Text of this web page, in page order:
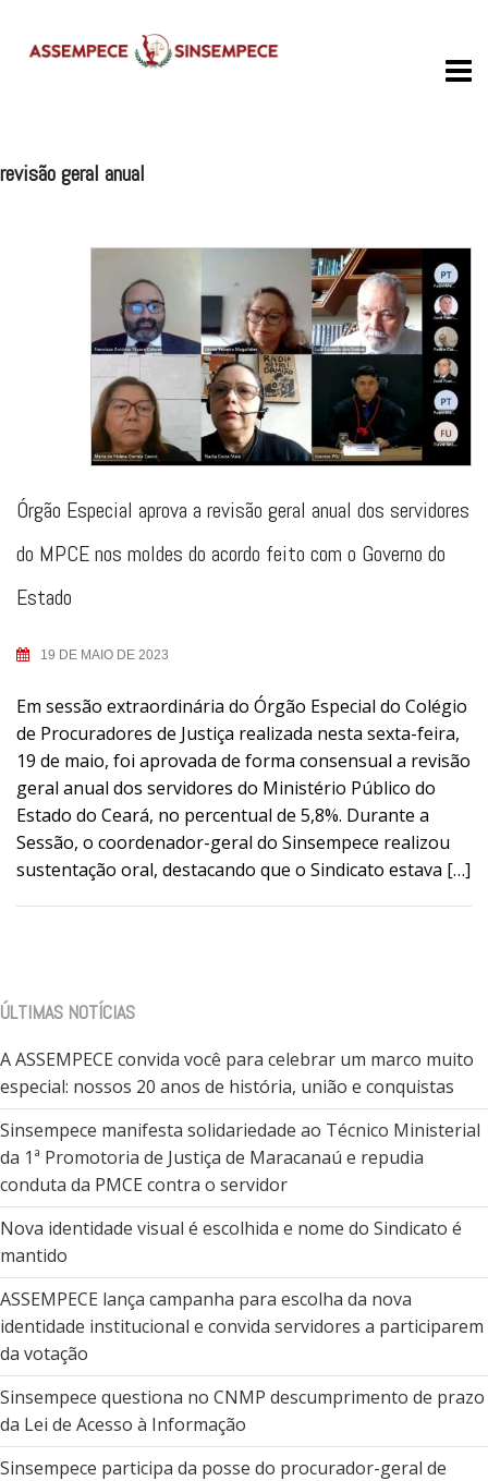
revisão geral anual
Órgão Especial aprova a revisão geral anual dos servidores
do MPCE nos moldes do acordo feito com o Governo do
Estado
19 DE MAIO DE 2023
Em sessão extraordinária do Órgão Especial do Colégio
de Procuradores de Justiça realizada nesta sexta-feira,
19 de maio, foi aprovada de forma consensual a revisão
geral anual dos servidores do Ministério Público do
Estado do Ceará, no percentual de 5,8%. Durante a
Sessão, o coordenador-geral do Sinsempece realizou
sustentação oral, destacando que o Sindicato estava […]
ÚLTIMAS NOTÍCIAS
A ASSEMPECE convida você para celebrar um marco muito
especial: nossos 20 anos de história, união e conquistas
Sinsempece manifesta solidariedade ao Técnico Ministerial
da 1ª Promotoria de Justiça de Maracanaú e repudia
conduta da PMCE contra o servidor
Nova identidade visual é escolhida e nome do Sindicato é
mantido
ASSEMPECE lança campanha para escolha da nova
identidade institucional e convida servidores a participarem
da votação
Sinsempece questiona no CNMP descumprimento de prazo
da Lei de Acesso à Informação
Sinsempece participa da posse do procurador-geral de